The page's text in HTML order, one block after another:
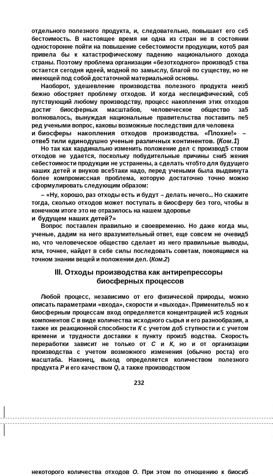
отдельного полезного продукта, и, следовательно, повышает его се5
бестоимость. В настоящее время ни одна из стран не в состоянии
односторонне пойти на повышение себестоимости продукции, кото5 рая
привела бы к катастрофическому падению национального дохода
страны. Поэтому проблема организации «безотходного» производ5 ства
остается сегодня идеей, модной по замыслу, благой по существу, но не
имеющей под собой достаточной материальной основы.
Наоборот, удешевление производства полезного продукта неиз5
бежно обостряет проблему отходов. И когда неспецифический, со5
путствующий любому производству, процесс накопления этих отходов
достиг биосферных масштабов, человеческое общество за5
волновалось, вынуждая национальные правительства поставить пе5
ред учеными вопрос, каковы возможные последствия для человека
и биосферы накопления отходов производства. «Плохие!» –
отве5 тили единодушно ученые различных континентов. (Ком.1)
Но так как кардинально изменить положение дел с производ5 ством
отходов не удается, поскольку побудительные причины сни5 жения
себестоимости продукции не устранены, а сделать что5то для будущего
наших детей и внуков все5таки надо, перед учеными была выдвинута
более компромиссная проблема, которую достаточно точно можно
сформулировать следующим образом:
– «Ну, хорошо, раз отходы есть и будут – делать нечего... Но скажите
тогда, сколько отходов может поступать в биосферу без того, чтобы в
конечном итоге это не отразилось на нашем здоровье
и будущем наших детей?»
Вопрос поставлен правильно и своевременно. Но даже когда мы,
ученые, дадим на него вразумительный ответ, еще совсем не очевид5
но, что человеческое общество сделает из него правильные выводы,
или, точнее, найдет в себе силы последовать советам, покоящимся на
точном знании вещей и положении дел. (Ком.2)
III. Отходы производства как антирепрессоры
биосферных процессов
Любой процесс, независимо от его физической природы, можно
описать параметрами «входа», скорости и «выхода». Применитель5 но к
биосферным процессам вход определяется концентрацией ис5 ходных
компонентовСв виде количества исходного сырья и его разнообразия, а
также их реакционной способностиКс учетом до5 ступности и с учетом
времени и трудности доставки к пункту произ5 водства. Скорость
переработки зависит не только от Си К, но и от организации
производства с учетом возможного изменения (обычно роста) его
масштаба. Наконец, выход определяется количеством полезного
продукта Р и его качеством Q, а также производством
232
некоторого количества отходов О. При этом по отношению к биоси5